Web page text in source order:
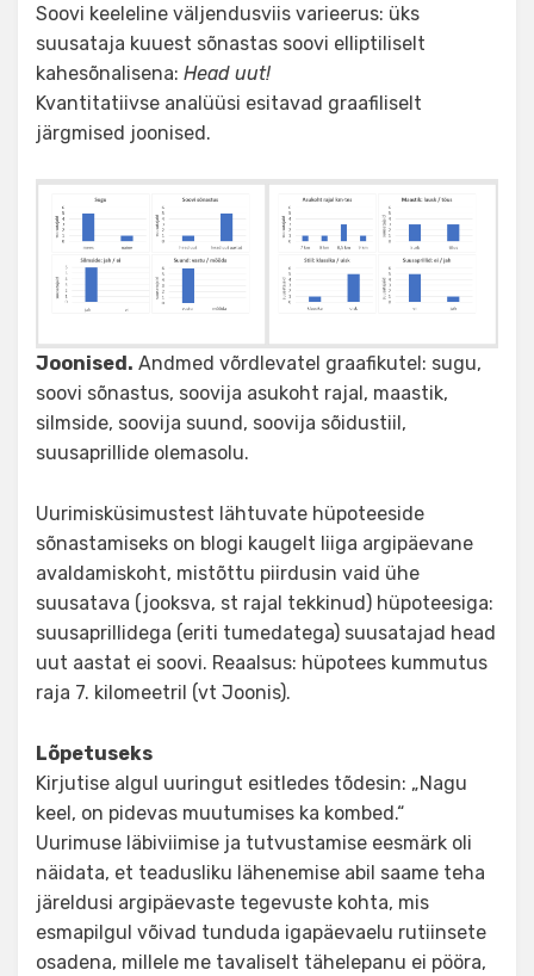
Soovi keeleline väljendusviis varieerus: üks
suusataja kuuest sõnastas soovi elliptiliselt
kahesõnalisena: Head uut!
Kvantitatiivse analüüsi esitavad graafiliselt
järgmised joonised.
Joonised. Andmed võrdlevatel graafikutel: sugu,
soovi sõnastus, soovija asukoht rajal, maastik,
silmside, soovija suund, soovija sõidustiil,
suusaprillide olemasolu.
Uurimisküsimustest lähtuvate hüpoteeside
sõnastamiseks on blogi kaugelt liiga argipäevane
avaldamiskoht, mistõttu piirdusin vaid ühe
suusatava (jooksva, st rajal tekkinud) hüpoteesiga:
suusaprillidega (eriti tumedatega) suusatajad head
uut aastat ei soovi. Reaalsus: hüpotees kummutus
raja 7. kilomeetril (vt Joonis).
Lõpetuseks
Kirjutise algul uuringut esitledes tõdesin: „Nagu
keel, on pidevas muutumises ka kombed.“
Uurimuse läbiviimise ja tutvustamise eesmärk oli
näidata, et teadusliku lähenemise abil saame teha
järeldusi argipäevaste tegevuste kohta, mis
esmapilgul võivad tunduda igapäevaelu rutiinsete
osadena, millele me tavaliselt tähelepanu ei pööra,